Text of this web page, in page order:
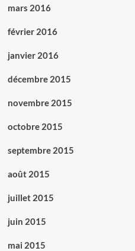
mars 2016
février 2016
janvier 2016
décembre 2015
novembre 2015
octobre 2015
septembre 2015
août 2015
juillet 2015
juin 2015
mai 2015